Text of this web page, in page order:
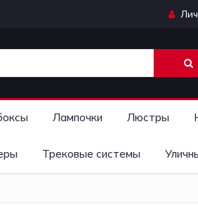
Лампочки Люстры
Трековые системы